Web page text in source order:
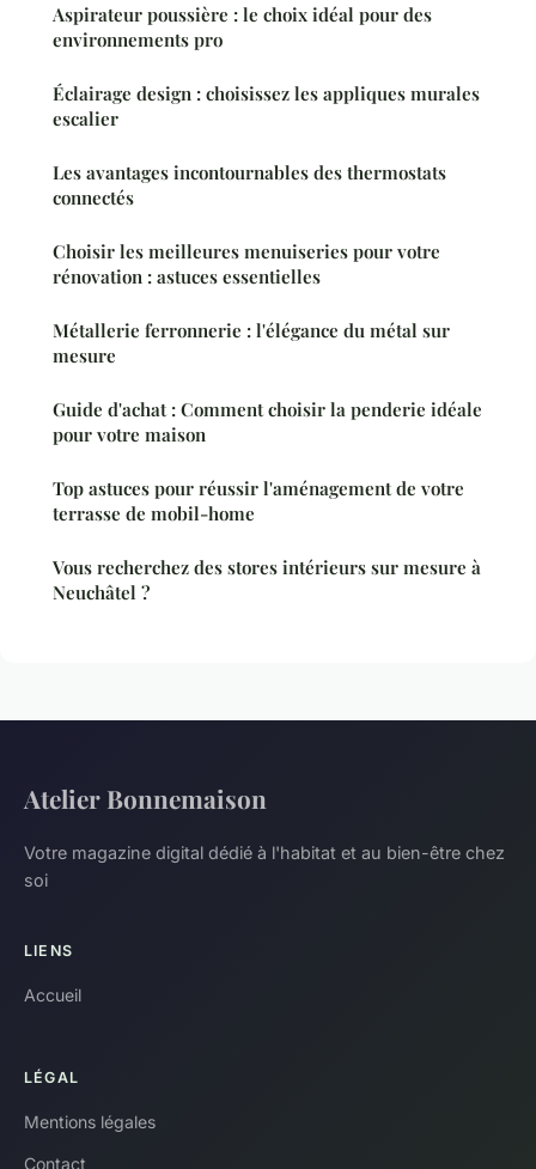
Aspirateur poussière : le choix idéal pour des
environnements pro
Éclairage design : choisissez les appliques murales
escalier
Les avantages incontournables des thermostats
connectés
Choisir les meilleures menuiseries pour votre
rénovation : astuces essentielles
Métallerie ferronnerie : l'élégance du métal sur
mesure
Guide d'achat : Comment choisir la penderie idéale
pour votre maison
Top astuces pour réussir l'aménagement de votre
terrasse de mobil-home
Vous recherchez des stores intérieurs sur mesure à
Neuchâtel ?
Atelier Bonnemaison
Votre magazine digital dédié à l'habitat et au bien-être chez
soi
LIENS
Accueil
LÉGAL
Mentions légales
Contact